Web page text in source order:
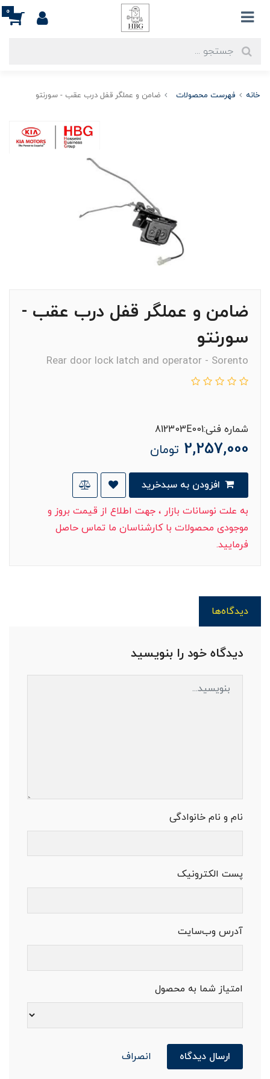
0
خانه فهرست محصولات ضامن و عملگر قفل درب عقب - سورنتو
ضامن و عملگر قفل درب عقب -
سورنتو
Rear door lock latch and operator - Sorento
شماره فنی:812303E001
2,257,000 تومان
به علت نوسانات بازار ، جهت اطلاع از قیمت بروز و
موجودی محصولات با کارشناسان ما تماس حاصل
فرمایید.
دیدگاه‌ها
دیدگاه خود را بنویسید
نام و نام خانوادگی
پست الکترونیک
آدرس وب‌سایت
امتیاز شما به محصول
ارسال دیدگاه انصراف